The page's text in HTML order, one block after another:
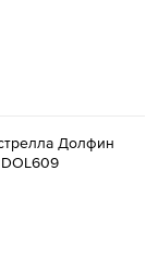
Долфин